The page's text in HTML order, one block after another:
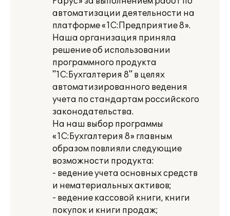
автоматизации деятельности на
платформе «1С:Предприятие 8».
Наша организация приняла
решение об использовании
программного продукта
"1С:Бухгалтерия 8" в целях
автоматизированного ведения
учета по стандартам российского
законодательства.
На наш выбор программы
«1С:Бухгалтерия 8» главным
образом повлияли следующие
возможности продукта:
- ведение учета основных средств
и нематериальных активов;
- ведение кассовой книги, книги
покупок и книги продаж;